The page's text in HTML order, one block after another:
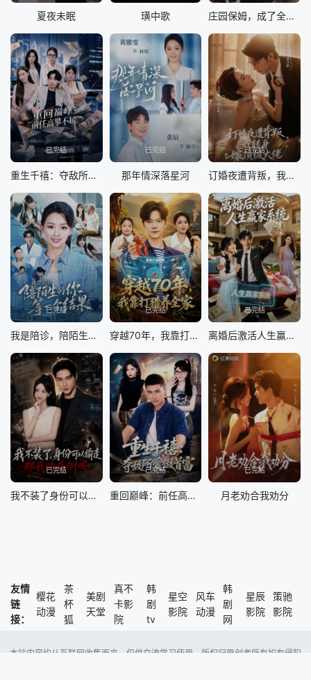
夏夜未眠 璜中歌 庄园保姆，成了全家白月光
已完结
重生千禧：夺敌所爱做首富
已完结
那年情深落星河
已完结
订婚夜遭背叛，我转身嫁顶级大佬
已完结
我是陪诊，陪陌生的你等一个结果
已完结
穿越70年，我靠打猎养全家
已完结
离婚后激活人生赢家系统
已完结
我不装了身份可以偷走那我的病例呢
已完结
重回巅峰：前任高攀不起
已完结
月老劝合我劝分
友情
链
接：
樱花
动漫
茶
杯
狐
美剧
天堂
真不
卡影
院
韩
剧
tv
星空
影院
风车
动漫
韩
剧
网
星辰
影院
策驰
影院
本站内容均从互联网收集而来，仅供交流学习使用，版权归原创者所有如有侵犯